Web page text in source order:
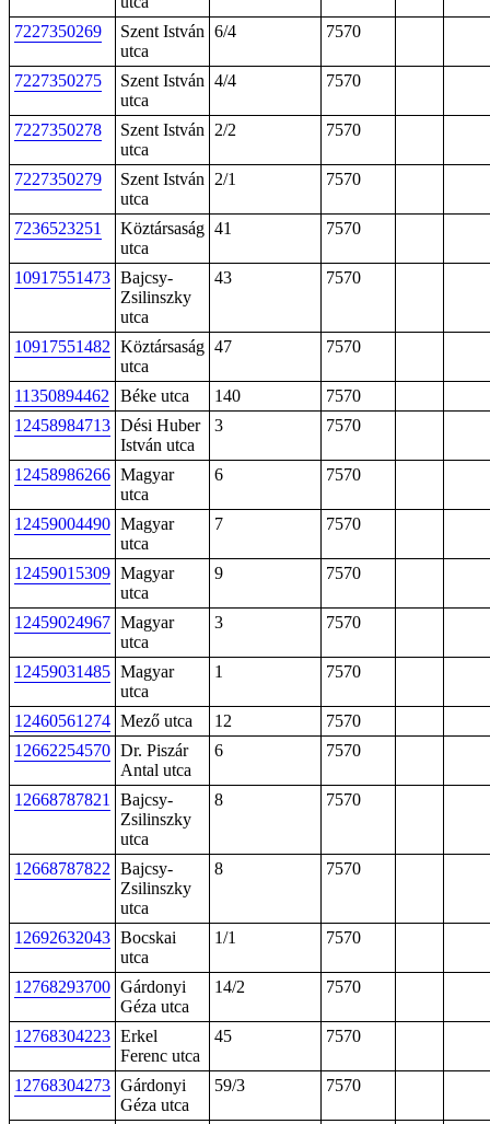
7227350269
Szent István
utca
6/4 7570
7227350275
Szent István
utca
4/4 7570
7227350278
Szent István
utca
2/2 7570
7227350279
Szent István
utca
2/1 7570
7236523251
Köztársaság
utca
41 7570
10917551473 Bajcsy-
Zsilinszky
utca
43 7570
10917551482 Köztársaság
utca
47 7570
11350894462 Béke utca 140
7570
12458984713 Dési Huber
István utca
3 7570
12458986266 Magyar
utca
6 7570
12459004490 Magyar
utca
7 7570
12459015309 Magyar
utca
9 7570
12459024967 Magyar
utca
3 7570
12459031485 Magyar
utca
1 7570
12460561274 Mező utca 12
7570
12662254570 Dr. Piszár
Antal utca
6 7570
12668787821
Bajcsy-
Zsilinszky
utca
8 7570
12668787822 Bajcsy-
Zsilinszky
utca
8 7570
12692632043 Bocskai
utca
1/1 7570
12768293700 Gárdonyi
Géza utca
14/2 7570
12768304223 Erkel
Ferenc utca
45 7570
12768304273 Gárdonyi
Géza utca
59/3 7570